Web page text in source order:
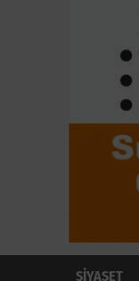
SİYASET